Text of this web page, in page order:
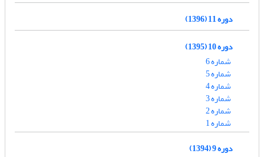
دوره 11 (1396)
دوره 10 (1395)
شماره 6
شماره 5
شماره 4
شماره 3
شماره 2
شماره 1
دوره 9 (1394)